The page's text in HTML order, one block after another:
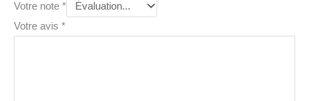
Votre note *
Votre avis *